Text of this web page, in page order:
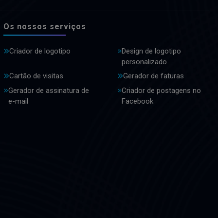
Os nossos serviços
Criador de logotipo
Design de logotipo
personalizado
Cartão de visitas
Gerador de faturas
Gerador de assinatura de
e-mail
Criador de postagens no
Facebook